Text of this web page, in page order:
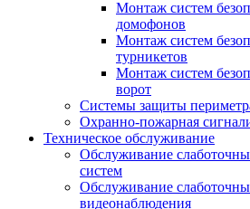
Монтаж систем
домофонов
Монтаж систем
турникетов
Монтаж систем
ворот
Системы защиты
Охранно-пожарная
Техническое обслуживание
Обслуживание
систем
Обслуживание
видеонаблюдения